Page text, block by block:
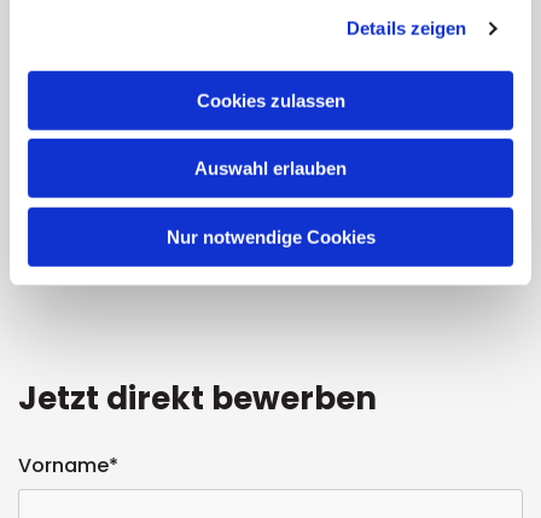
Details zeigen
Cookies zulassen
Auswahl erlauben
Nur notwendige Cookies
Straßen- und Gartenbauprojekten.
Technikeinsatz garantiert.
mehr zur Stellenausschreibung
Jetzt direkt bewerben
Vorname*